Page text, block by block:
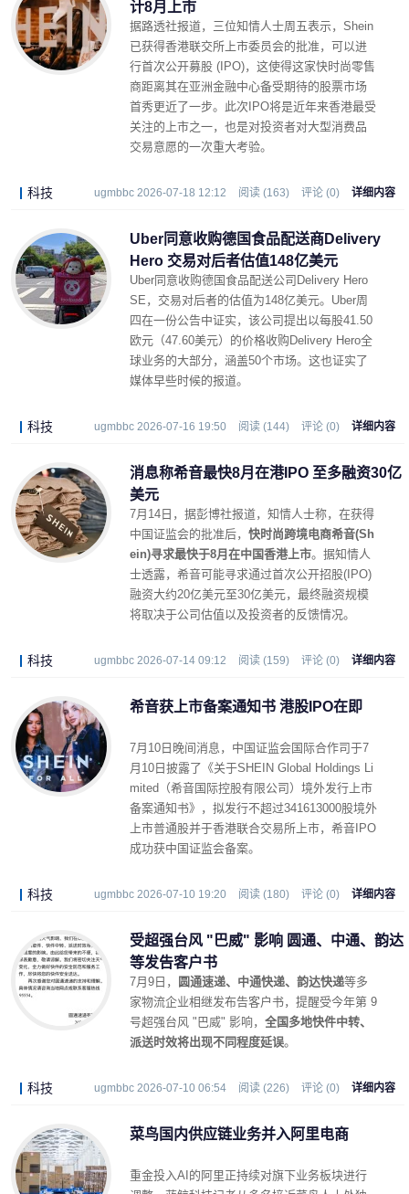
计8月上市
据路透社报道，三位知情人士周五表示，Shein
已获得香港联交所上市委员会的批准，可以进
行首次公开募股 (IPO)，这使得这家快时尚零售
商距离其在亚洲金融中心备受期待的股票市场
首秀更近了一步。此次IPO将是近年来香港最受
关注的上市之一，也是对投资者对大型消费品
交易意愿的一次重大考验。
科技 ugmbbc 2026-07-18 12:12 阅读 (163) 评论 (0) 详细内容
Uber同意收购德国食品配送商Delivery
Hero 交易对后者估值148亿美元
Uber同意收购德国食品配送公司Delivery Hero
SE，交易对后者的估值为148亿美元。Uber周
四在一份公告中证实，该公司提出以每股41.50
欧元（47.60美元）的价格收购Delivery Hero全
球业务的大部分，涵盖50个市场。这也证实了
媒体早些时候的报道。
科技 ugmbbc 2026-07-16 19:50 阅读 (144) 评论 (0) 详细内容
消息称希音最快8月在港IPO 至多融资30亿
美元
7月14日，据彭博社报道，知情人士称，在获得
中国证监会的批准后， 快时尚跨境电商希音(Sh
ein)寻求最快于8月在中国香港上市。据知情人
士透露，希音可能寻求通过首次公开招股(IPO)
融资大约20亿美元至30亿美元，最终融资规模
将取决于公司估值以及投资者的反馈情况。
科技 ugmbbc 2026-07-14 09:12 阅读 (159) 评论 (0) 详细内容
希音获上市备案通知书 港股IPO在即
7月10日晚间消息，中国证监会国际合作司于7
月10日披露了《关于SHEIN Global Holdings Li
mited（希音国际控股有限公司）境外发行上市
备案通知书》，拟发行不超过341613000股境外
上市普通股并于香港联合交易所上市，希音IPO
成功获中国证监会备案。
科技 ugmbbc 2026-07-10 19:20 阅读 (180) 评论 (0) 详细内容
受超强台风 "巴威" 影响 圆通、中通、韵达
等发告客户书
7月9日， 圆通速递、中通快递、韵达快递等多
家物流企业相继发布告客户书，提醒受今年第 9
号超强台风 "巴威" 影响， 全国多地快件中转、
派送时效将出现不同程度延误。
科技 ugmbbc 2026-07-10 06:54 阅读 (226) 评论 (0) 详细内容
菜鸟国内供应链业务并入阿里电商
重金投入AI的阿里正持续对旗下业务板块进行